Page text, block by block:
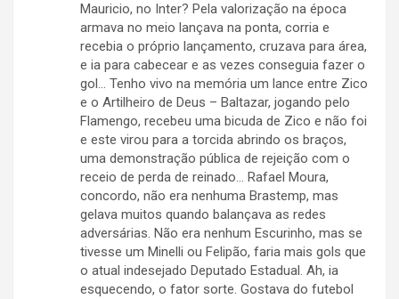
Mauricio, no Inter? Pela valorização na época
armava no meio lançava na ponta, corria e
recebia o próprio lançamento, cruzava para área,
e ia para cabecear e as vezes conseguia fazer o
gol… Tenho vivo na memória um lance entre Zico
e o Artilheiro de Deus – Baltazar, jogando pelo
Flamengo, recebeu uma bicuda de Zico e não foi
e este virou para a torcida abrindo os braços,
uma demonstração pública de rejeição com o
receio de perda de reinado… Rafael Moura,
concordo, não era nenhuma Brastemp, mas
gelava muitos quando balançava as redes
adversárias. Não era nenhum Escurinho, mas se
tivesse um Minelli ou Felipão, faria mais gols que
o atual indesejado Deputado Estadual. Ah, ia
esquecendo, o fator sorte. Gostava do futebol